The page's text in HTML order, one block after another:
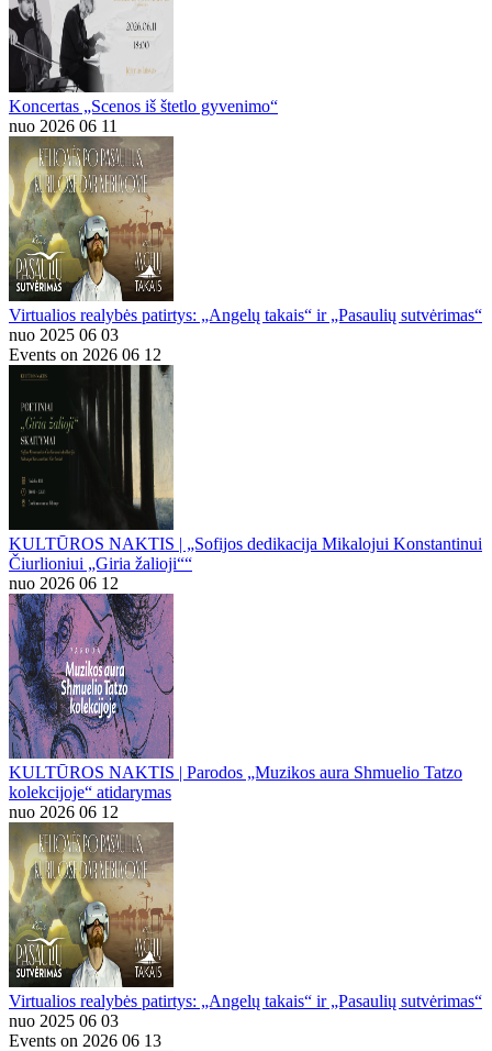
Koncertas „Scenos iš štetlo gyvenimo“
nuo 2026 06 11
Virtualios realybės patirtys: „Angelų takais“ ir „Pasaulių sutvėrimas“
nuo 2025 06 03
Events on 2026 06 12
KULTŪROS NAKTIS | „Sofijos dedikacija Mikalojui Konstantinui
Čiurlioniui „Giria žalioji““
nuo 2026 06 12
KULTŪROS NAKTIS | Parodos „Muzikos aura Shmuelio Tatzo
kolekcijoje“ atidarymas
nuo 2026 06 12
Virtualios realybės patirtys: „Angelų takais“ ir „Pasaulių sutvėrimas“
nuo 2025 06 03
Events on 2026 06 13